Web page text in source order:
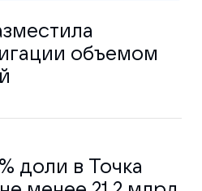
объемом
доли в Точка